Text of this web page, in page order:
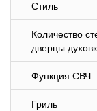
Стиль
Количество
дверцы
Функция СВЧ
Гриль